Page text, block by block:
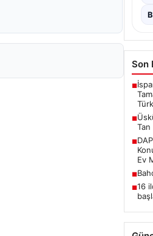
Son
■
■
■
Ev
■
■16